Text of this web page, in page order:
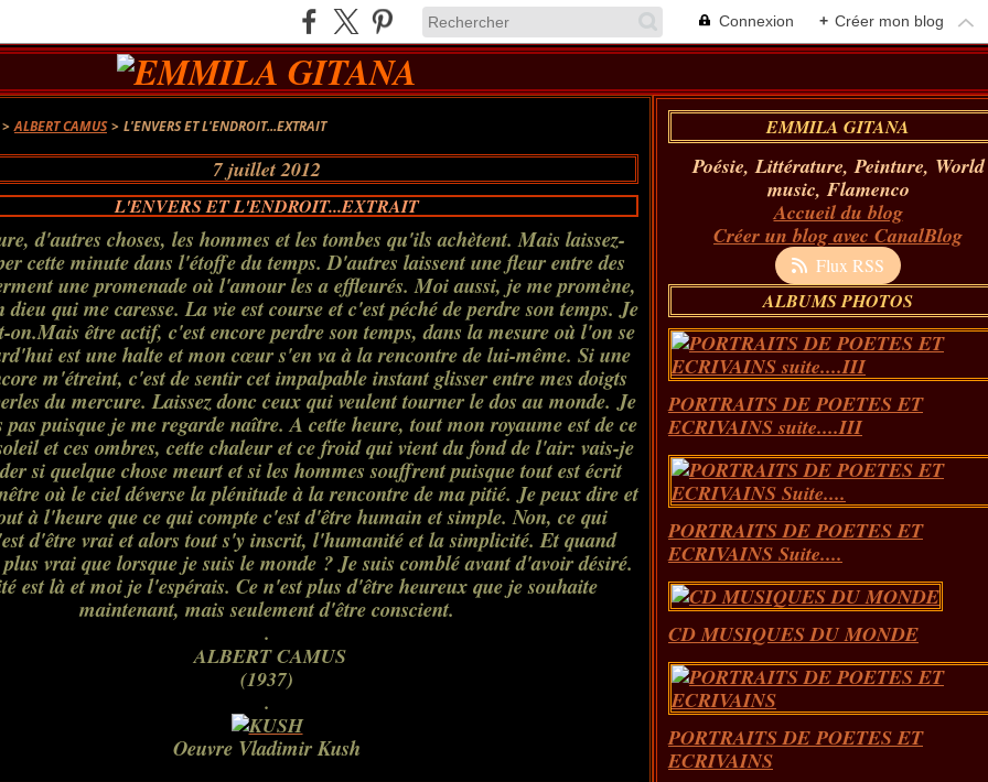
Connexion + Créer mon blog
> ALBERT CAMUS > L'ENVERS ET L'ENDROIT...EXTRAIT
7 juillet 2012
L'ENVERS ET L'ENDROIT...EXTRAIT
d'autres choses, les hommes et les tombes qu'ils achètent. Mais laissez-
cette minute dans l'étoffe du temps. D'autres laissent une fleur entre des
une promenade où l'amour les a effleurés. Moi aussi, je me promène,
qui me caresse. La vie est course et c'est péché de perdre son temps. Je
on.Mais être actif, c'est encore perdre son temps, dans la mesure où l'on se
est une halte et mon cœur s'en va à la rencontre de lui-même. Si une
m'étreint, c'est de sentir cet impalpable instant glisser entre mes doigts
du mercure. Laissez donc ceux qui veulent tourner le dos au monde. Je
puisque je me regarde naître. A cette heure, tout mon royaume est de ce
et ces ombres, cette chaleur et ce froid qui vient du fond de l'air: vais-je
si quelque chose meurt et si les hommes souffrent puisque tout est écrit
où le ciel déverse la plénitude à la rencontre de ma pitié. Je peux dire et
à l'heure que ce qui compte c'est d'être humain et simple. Non, ce qui
d'être vrai et alors tout s'y inscrit, l'humanité et la simplicité. Et quand
vrai que lorsque je suis le monde ? Je suis comblé avant d'avoir désiré.
est là et moi je l'espérais. Ce n'est plus d'être heureux que je souhaite
maintenant, mais seulement d'être conscient.
.
ALBERT CAMUS
(1937)
.
Oeuvre Vladimir Kush
EMMILA GITANA
Poésie, Littérature, Peinture, World
music, Flamenco
Accueil du blog
Créer un blog avec CanalBlog
Flux RSS
ALBUMS PHOTOS
PORTRAITS DE POETES ET
ECRIVAINS suite....III
PORTRAITS DE POETES ET
ECRIVAINS Suite....
CD MUSIQUES DU MONDE
PORTRAITS DE POETES ET
ECRIVAINS